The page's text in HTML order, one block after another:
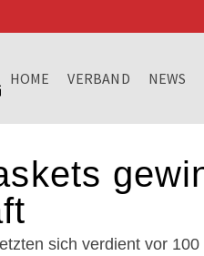
HOME VERBAND NEWS
sich verdient vor